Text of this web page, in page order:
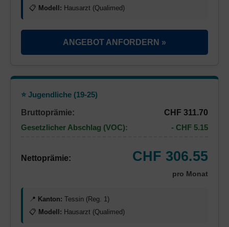
📋 Modell: Hausarzt (Qualimed)
ANGEBOT ANFORDERN »
⭐ Jugendliche (19-25)
Bruttoprämie:
CHF 311.70
Gesetzlicher Abschlag (VOC):
- CHF 5.15
Nettoprämie: CHF 306.55
pro Monat
📍 Kanton: Tessin (Reg. 1)
📋 Modell: Hausarzt (Qualimed)